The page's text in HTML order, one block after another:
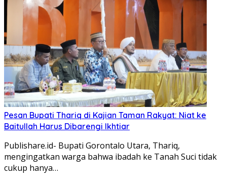
Pesan Bupati Thariq di Kajian Taman Rakyat: Niat ke
Baitullah Harus Dibarengi Ikhtiar
Publishare.id- Bupati Gorontalo Utara, Thariq,
mengingatkan warga bahwa ibadah ke Tanah Suci tidak
cukup hanya…